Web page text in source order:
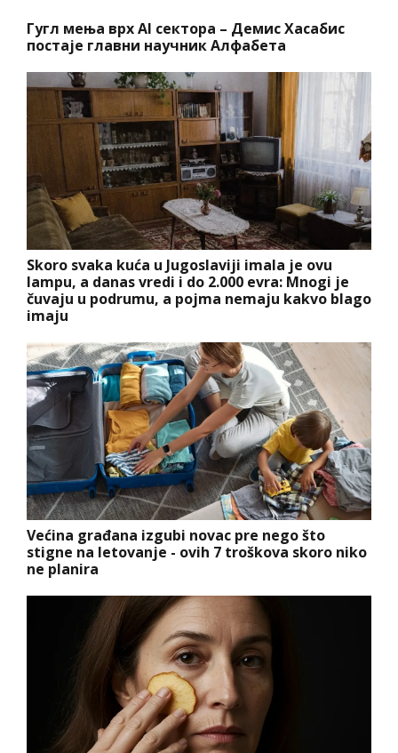
Гугл мења врх AI сектора – Демис Хасабис
постаје главни научник Алфабета
Skoro svaka kuća u Jugoslaviji imala je ovu
lampu, a danas vredi i do 2.000 evra: Mnogi je
čuvaju u podrumu, a pojma nemaju kakvo blago
imaju
Većina građana izgubi novac pre nego što
stigne na letovanje - ovih 7 troškova skoro niko
ne planira